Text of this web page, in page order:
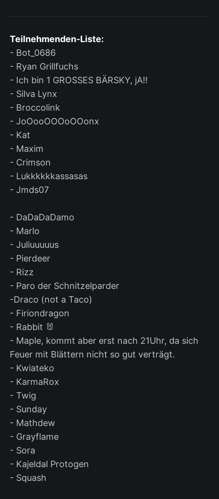
Teilnehmenden-Liste:
- Bot_0686
- Ryan Grillfuchs
- Ich bin 1 GROSSES BÄRSKY, jA!!
- Silva Lynx
- Broccolink
- JoOooOOOoOOonx
- Kat
- Maxim
- Crimson
- Lukkkkkkassasas
- Jmds07
- DaDaDaDamo
- Marlo
- Juliuuuuus
- Pierdeer
- Rizz
- Paro der Schnitzelparder
-Draco (not a Taco)
- Firiondragon
- Rabbit 🐰
- Maple, kommt aber erst nach 21Uhr, da sich
Feuer mit Blättern nicht so gut verträgt.
- Kwiateko
- KarmaRox
- Twig
- Sunday
- Mathdew
- Grayflame
- Sora
- Kajeldal Protogen
- Squash